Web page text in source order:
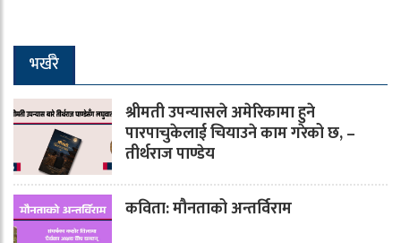
भर्खरै
श्रीमती उपन्यासले अमेरिकामा हुने
पारपाचुकेलाई चियाउने काम गरेको छ, –
तीर्थराज पाण्डेय
कविता: मौनताको अन्तर्विराम